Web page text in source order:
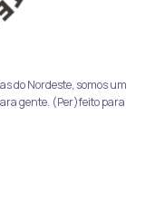
do Nordeste, somos um
gente. (Per)feito para